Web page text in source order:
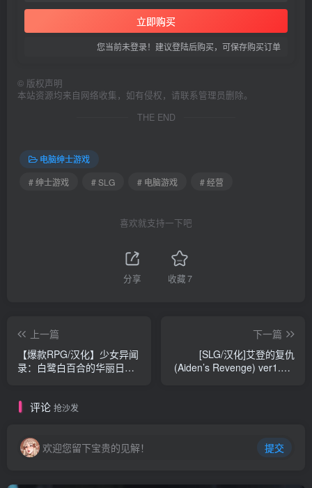
立即购买
您当前未登录！建议登陆后购买，可保存购买订单
© 版权声明
本站资源均来自网络收集，如有侵权，请联系管理员删除。
THE END
电脑绅士游戏
# 绅士游戏
# SLG # 电脑游戏 # 经营
喜欢就支持一下吧
分享 收藏7
上一篇
【爆款RPG/汉化】少女异闻
录：白鹭白百合的华丽日常
下一篇
[SLG/汉化]艾登的复仇
(Aiden’s Revenge) ver1.0.0
评论 抢沙发
欢迎您留下宝贵的见解！ 提交